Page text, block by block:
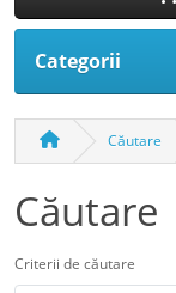
Categorii
Căutare
Căutare
Criterii de căutare